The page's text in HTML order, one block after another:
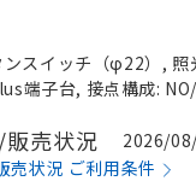
スイッチ（φ22）, 照
端子台, 接点構成:
売状況
2026/
売状況 ご利用条件